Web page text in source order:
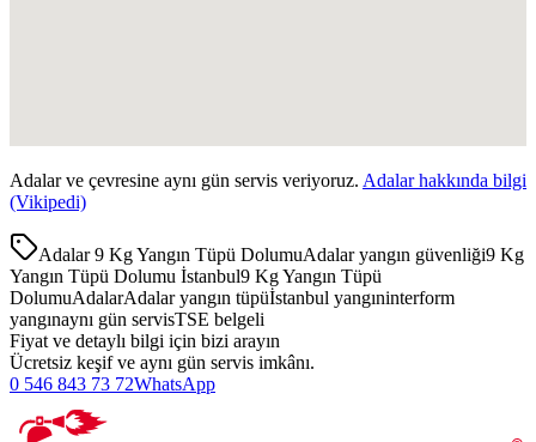
Adalarve çevresine aynı gün servis veriyoruz. Adalarhakkında bilgi
(Vikipedi)
Adalar 9 Kg Yangın Tüpü DolumuAdalar yangın güvenliği9 Kg
Yangın Tüpü Dolumu İstanbul9 Kg Yangın Tüpü
DolumuAdalarAdalar yangın tüpüİstanbul yangıninterform
yangınaynı gün servisTSE belgeli
Fiyat ve detaylı bilgi için bizi arayın
Ücretsiz keşif ve aynı gün servis imkânı.
0 546 843 73 72WhatsApp